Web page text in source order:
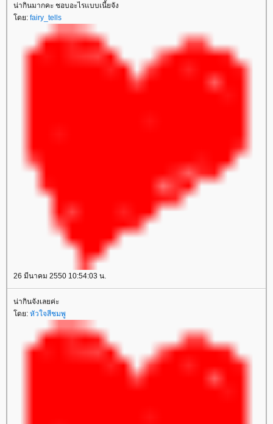
น่ากินมากคะ ชอบอะไรแบบเนี้ยจัง
ดย: fairy_tells
26 มีนาคม 2550 10:54:03 น.
น่ากินจังเลยค่ะ
ดย: หัวใจสีชมพู